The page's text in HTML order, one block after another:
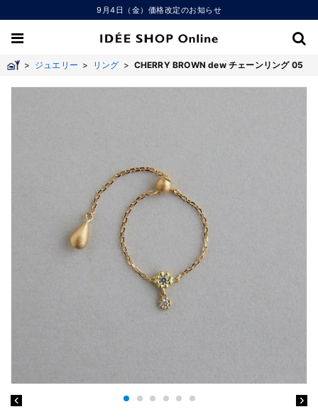
9月4日（金）価格改定のお知らせ
> ジュエリー > リング > CHERRY BROWN dew チェーンリング 05